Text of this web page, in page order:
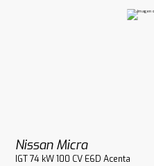
Nissan Micra
IGT 74 kW 100 CV E6D Acenta